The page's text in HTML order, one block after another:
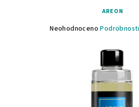
AREON
Průměrné
Neohodnoceno